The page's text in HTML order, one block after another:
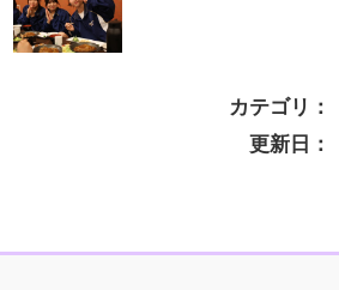
カテゴリ：
更新日：